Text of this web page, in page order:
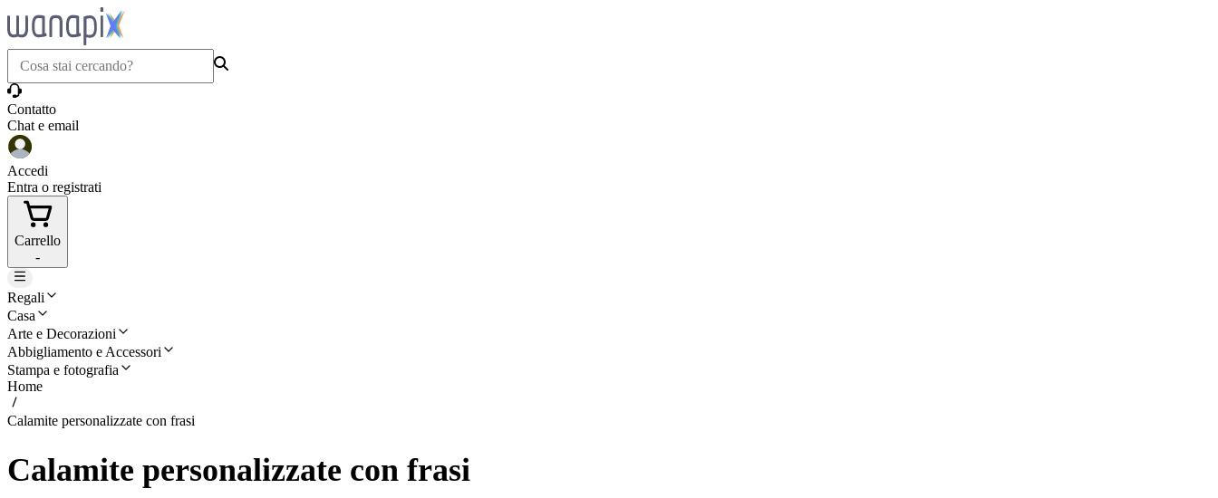
Contatto
Chat e email
Accedi
Entra o registrati
Carrello
-
Regali
Casa
Arte e Decorazioni
Abbigliamento e Accessori
Stampa e fotografia
Home
Calamite personalizzate con frasi
Calamite personalizzate con frasi